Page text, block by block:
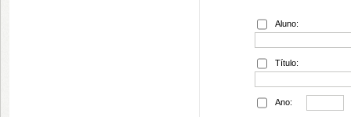
Aluno:
Título:
Ano: